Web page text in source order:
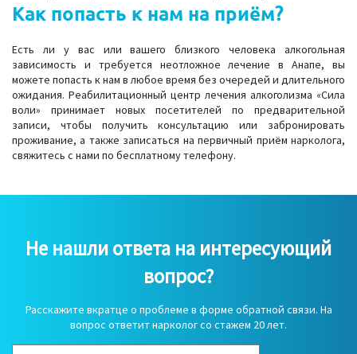
Как попасть к нам на приём?
Есть ли у вас или вашего близкого человека алкогольная
зависимость и требуется неотложное лечение в Анапе, вы
можете попасть к нам в любое время без очередей и длительного
ожидания. Реабилитационный центр лечения алкоголизма «Сила
воли» принимает новых посетителей по предварительной
записи, чтобы получить консультацию или забронировать
проживание, а также записаться на первичный приём нарколога,
свяжитесь с нами по бесплатному телефону.
Не нашли ответа на интересующий
вопрос?
Расскажите вкратце о проблеме в форме обратной связи. На
вопрос ответит нарколог со стажем 20 лет.